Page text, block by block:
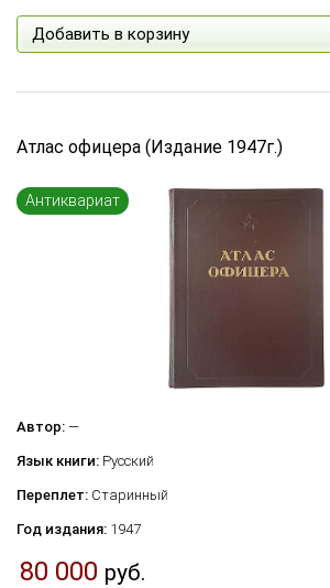
Добавить в корзину
Атлас офицера (Издание 1947г.)
Антиквариат
Автор: —
Язык книги: Русский
Переплет: Старинный
Год издания: 1947
80 000 руб.